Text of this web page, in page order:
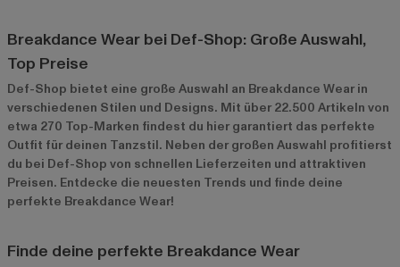
Breakdance Wear bei Def-Shop: Große Auswahl,
Top Preise
Def-Shop bietet eine große Auswahl an Breakdance Wear in
verschiedenen Stilen und Designs. Mit über 22.500 Artikeln von
etwa 270 Top-Marken findest du hier garantiert das perfekte
Outfit für deinen Tanzstil. Neben der großen Auswahl profitierst
du bei Def-Shop von schnellen Lieferzeiten und attraktiven
Preisen. Entdecke die neuesten Trends und finde deine
perfekte Breakdance Wear!
Finde deine perfekte Breakdance Wear